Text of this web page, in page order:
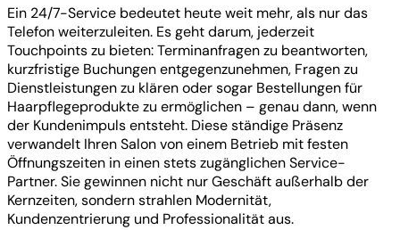
Ein 24/7-Service bedeutet heute weit mehr, als nur das
Telefon weiterzuleiten. Es geht darum, jederzeit
Touchpoints zu bieten: Terminanfragen zu beantworten,
kurzfristige Buchungen entgegenzunehmen, Fragen zu
Dienstleistungen zu klären oder sogar Bestellungen für
Haarpflegeprodukte zu ermöglichen – genau dann, wenn
der Kundenimpuls entsteht. Diese ständige Präsenz
verwandelt Ihren Salon von einem Betrieb mit festen
Öffnungszeiten in einen stets zugänglichen Service-
Partner. Sie gewinnen nicht nur Geschäft außerhalb der
Kernzeiten, sondern strahlen Modernität,
Kundenzentrierung und Professionalität aus.